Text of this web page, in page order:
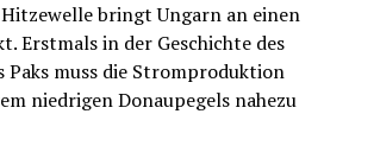
bringt Ungarn an einen
Erstmals in der Geschichte des
muss die Stromproduktion
niedrigen Donaupegels nahezu